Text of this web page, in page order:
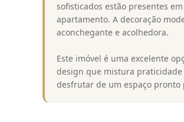
sofisticados estão presentes
apartamento. A decoração
aconchegante e acolhedora.
Este imóvel é uma excelente
design que mistura praticidade
desfrutar de um espaço pronto